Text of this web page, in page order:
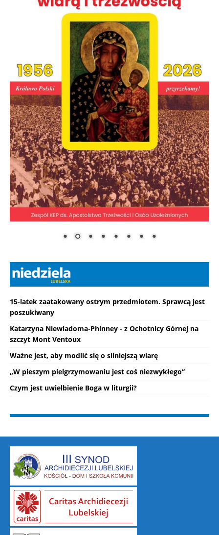
15-latek zaatakowany ostrym przedmiotem. Sprawcą jest
poszukiwany
Katarzyna Niewiadoma-Phinney - z Ochotnicy Górnej na
szczyt Mont Ventoux
Ważne jest, aby modlić się o silniejszą wiarę
„W pieszym pielgrzymowaniu jest coś niezwykłego”
Czym jest uwielbienie Boga w liturgii?